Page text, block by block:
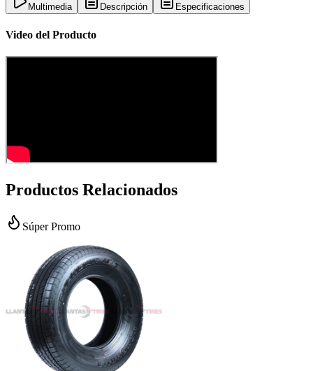
Multimedia Descripción Especificaciones
Video del Producto
Productos Relacionados
Súper Promo